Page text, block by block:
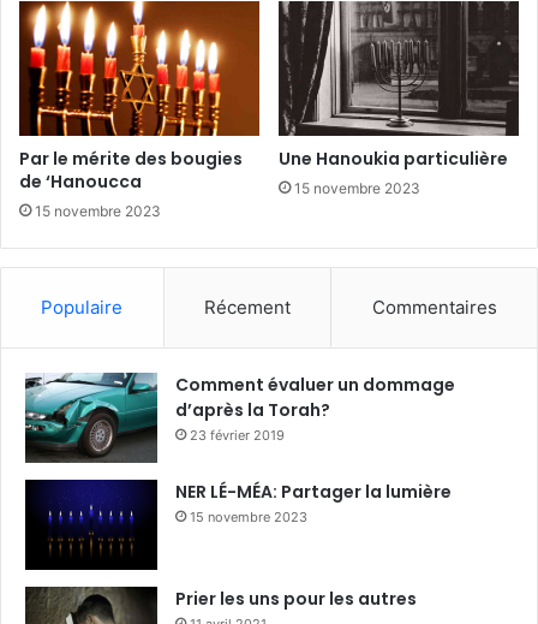
Par le mérite des bougies
de ‘Hanoucca
15 novembre 2023
Une Hanoukia particulière
15 novembre 2023
Populaire Récement Commentaires
Comment évaluer un dommage
d’après la Torah?
23 février 2019
NER LÉ-MÉA: Partager la lumière
15 novembre 2023
Prier les uns pour les autres